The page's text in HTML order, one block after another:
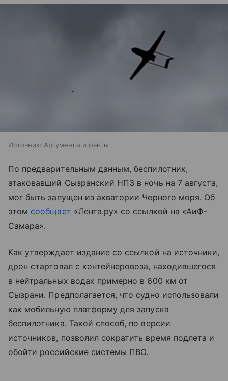
Источник: Аргументы и факты
По предварительным данным, беспилотник,
атаковавший Сызранский НПЗ в ночь на 7 августа,
мог быть запущен из акватории Черного моря. Об
этом сообщает «Лента.ру» со ссылкой на «АиФ-
Самара».
Как утверждает издание со ссылкой на источники,
дрон стартовал с контейнеровоза, находившегося
в нейтральных водах примерно в 600 км от
Сызрани. Предполагается, что судно использовали
как мобильную платформу для запуска
беспилотника. Такой способ, по версии
источников, позволил сократить время подлета и
обойти российские системы ПВО.